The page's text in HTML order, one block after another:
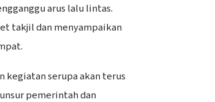
arus lalu lintas.
takjil dan menyampaikan
kegiatan serupa akan terus
pemerintah dan